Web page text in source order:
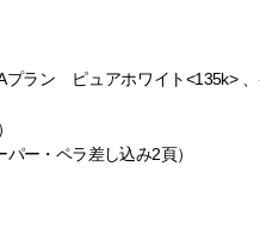
プラン ピュアホワイト<135k>
ー・ペラ差し込み2頁）